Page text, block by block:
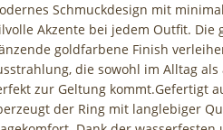
Schmuckdesign mit
Akzente bei jedem Outfit. Die
goldfarbene Finish
die sowohl im Alltag
zur Geltung kommt.Gefertigt
der Ring mit langlebiger
für
Allnet
In)
Anker SOLIX
Gen2 🔋 1600Wh
Schalter,